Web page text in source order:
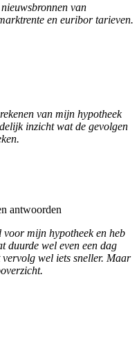
van
en euribor tarieven.
van mijn hypotheek
inzicht wat de gevolgen
antwoorden
mijn hypotheek en heb
duurde wel even een dag
wel iets sneller. Maar